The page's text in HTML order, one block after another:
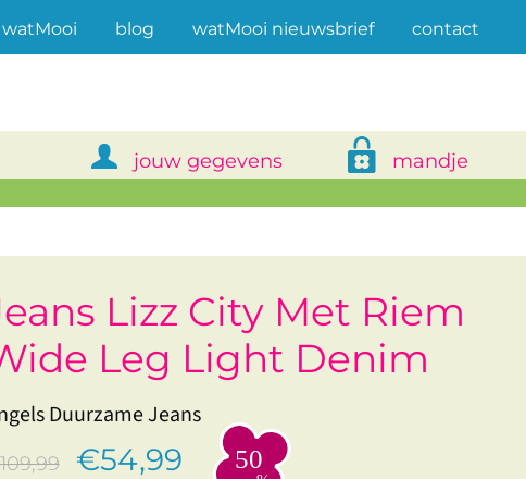
(current)
blog watMooi nieuwsbrief contact
jouw gegevens mandje
Lizz City Met Riem
Leg Light Denim
Duurzame Jeans
€54,99